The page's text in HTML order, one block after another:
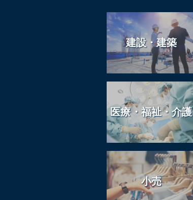
建設・建築
医療・福祉・介護
小売